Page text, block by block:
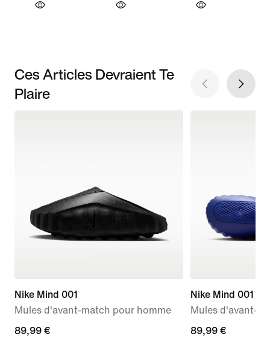
Ces Articles Devraient Te
Plaire
Nike Mind 001
Mules d'avant-match pour homme
89,99 €
89,99 €
Nike Mind 001
Mules d'avant-
89,99 €
89,99 €